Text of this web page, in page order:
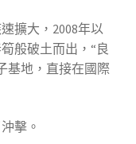
擴大，2008年以
般破土而出，“良
基地，直接在國際
擊。